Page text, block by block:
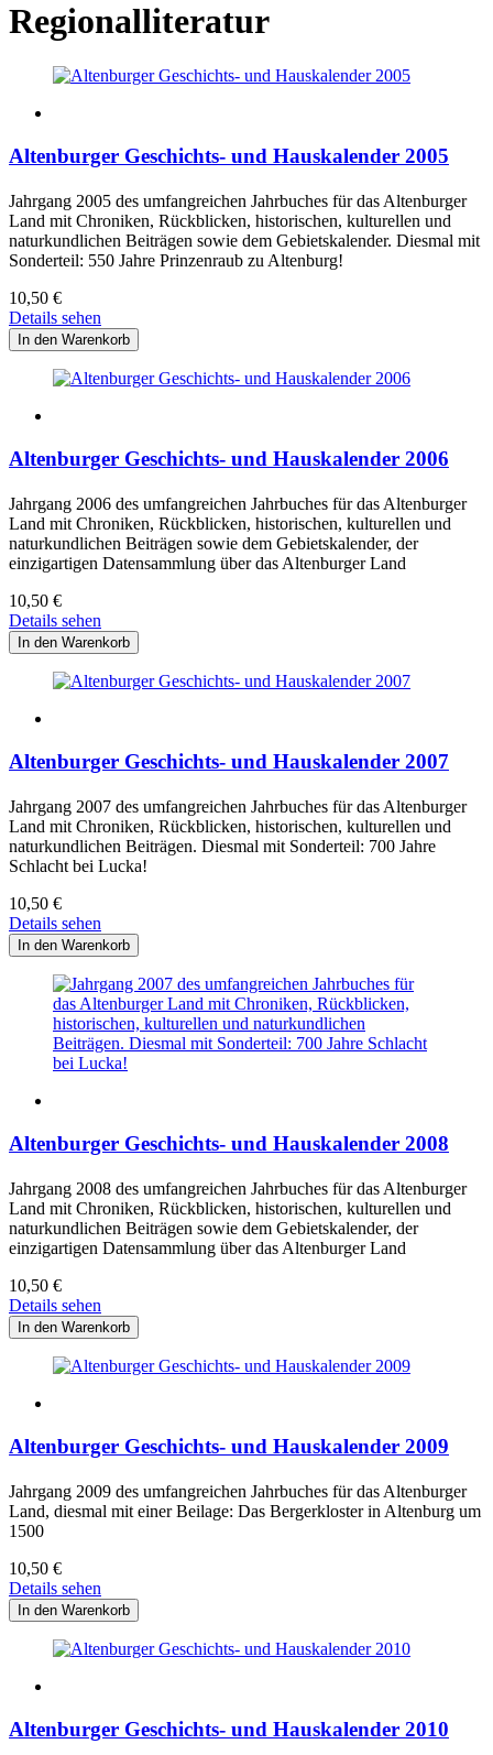
Regionalliteratur
Altenburger Geschichts- und Hauskalender 2005
Jahrgang 2005 des umfangreichen Jahrbuches für das Altenburger
Land mit Chroniken, Rückblicken, historischen, kulturellen und
naturkundlichen Beiträgen sowie dem Gebietskalender. Diesmal mit
Sonderteil: 550 Jahre Prinzenraub zu Altenburg!
10,50 €
Details sehen
Altenburger Geschichts- und Hauskalender 2006
Jahrgang 2006 des umfangreichen Jahrbuches für das Altenburger
Land mit Chroniken, Rückblicken, historischen, kulturellen und
naturkundlichen Beiträgen sowie dem Gebietskalender, der
einzigartigen Datensammlung über das Altenburger Land
10,50 €
Details sehen
Altenburger Geschichts- und Hauskalender 2007
Jahrgang 2007 des umfangreichen Jahrbuches für das Altenburger
Land mit Chroniken, Rückblicken, historischen, kulturellen und
naturkundlichen Beiträgen. Diesmal mit Sonderteil: 700 Jahre
Schlacht bei Lucka!
10,50 €
Details sehen
Altenburger Geschichts- und Hauskalender 2008
Jahrgang 2008 des umfangreichen Jahrbuches für das Altenburger
Land mit Chroniken, Rückblicken, historischen, kulturellen und
naturkundlichen Beiträgen sowie dem Gebietskalender, der
einzigartigen Datensammlung über das Altenburger Land
10,50 €
Details sehen
Altenburger Geschichts- und Hauskalender 2009
Jahrgang 2009 des umfangreichen Jahrbuches für das Altenburger
Land, diesmal mit einer Beilage: Das Bergerkloster in Altenburg um
1500
10,50 €
Details sehen
Altenburger Geschichts- und Hauskalender 2010